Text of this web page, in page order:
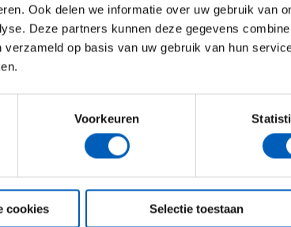
Ook delen we informatie over uw gebruik van
Deze partners kunnen deze gegevens
verzameld op basis van uw gebruik van hun
Voorkeuren
cookies Selectie toestaan
und Lösungen, die vertikale Bewegungen
den Heuvel bieten wir ein breites Spektrum
unabhängig von Höhe oder Last.
zeigt sich hier besonders deutlich:
und Hebeanlagen exakt auf die jeweiligen
die funktionieren.
hochwertigen Komponenten und internationalen
auf Van den Heuvel für maßgeschneiderte